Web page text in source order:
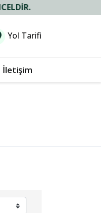
Yol Tarifi
İletişim